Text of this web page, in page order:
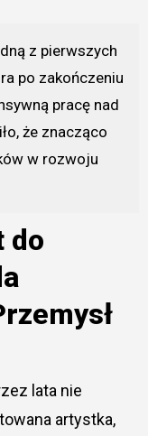
z pierwszych
po zakończeniu
pracę nad
że znacząco
w rozwoju
do
lata nie
artystka,